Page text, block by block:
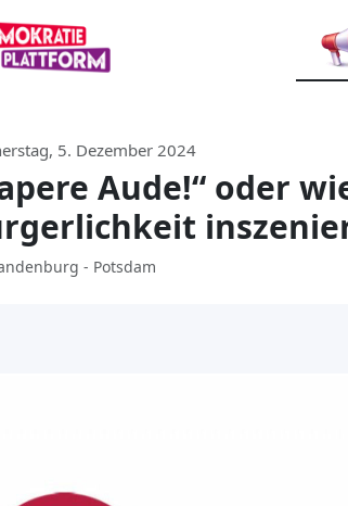
5. Dezember 2024
Aude!“ oder
- Potsdam